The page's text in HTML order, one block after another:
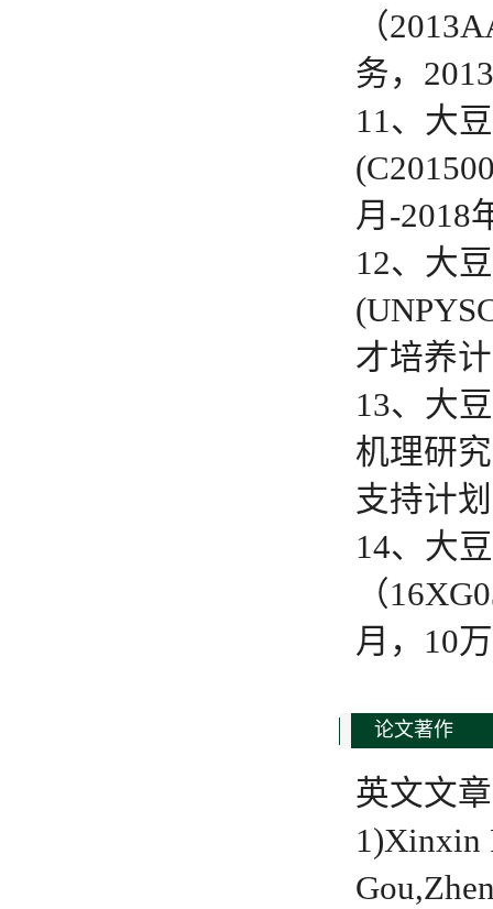
（
务，
11、大
月-2018
12、大
才培养
13、大
机理研
支持计
14、大
（
月，10
论文著作
英文文章
1)Xinxin